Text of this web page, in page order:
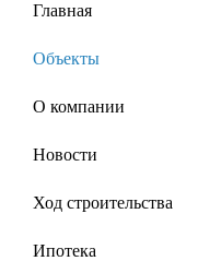
Главная
Объекты
О компании
Новости
Ход строительства
Ипотека